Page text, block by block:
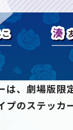
、劇場版限
のステッ